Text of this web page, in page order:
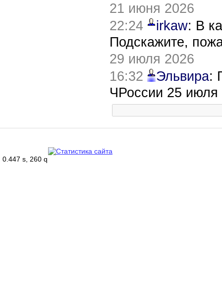
21 июня 2026
22:24
irkaw: В
Подскажите,
29 июля 2026
16:32
Эльвира:
ЧРоссии 25 июля
0.447 s, 260 q